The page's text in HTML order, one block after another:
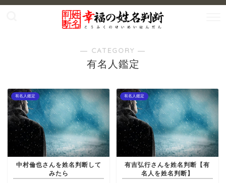
― CATEGORY ―
有名人鑑定
有名人鑑定
中村倫也さんを姓名判断して
みたら
有名人鑑定
有吉弘行さんを姓名判断【有
名人を姓名判断】